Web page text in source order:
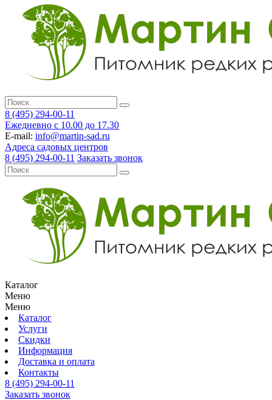
8 (495) 294-00-11
Ежедневно с 10.00 до 17.30
E-mail: info@martin-sad.ru
Адреса садовых центров
8 (495) 294-00-11 Заказать звонок
Каталог
Меню
Меню
Каталог
Услуги
Скидки
Информация
Доставка и оплата
Контакты
8 (495) 294-00-11
Заказать звонок